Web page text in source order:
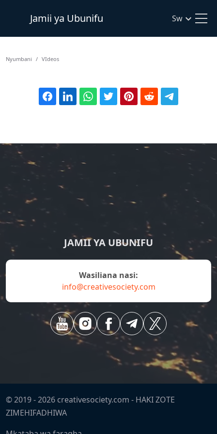
Jamii ya Ubunifu Sw
Nyumbani VIdeos
JAMII YA UBUNIFU
Wasiliana nasi:
info@creativesociety.com
© 2019 -2026 creativesociety.com - HAKI ZOTE
ZIMEHIFADHIWA